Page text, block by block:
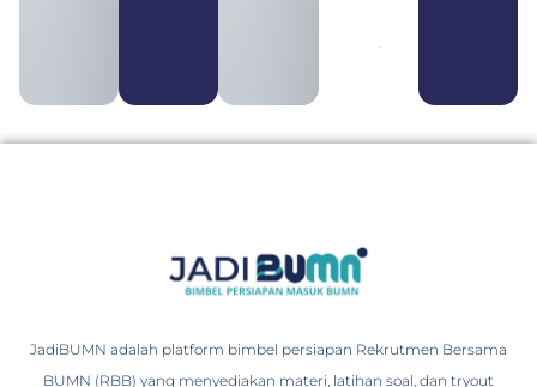
August 3, 2026
JadiBUMN adalah platform bimbel persiapan Rekrutmen Bersama
BUMN (RBB) yang menyediakan materi, latihan soal, dan tryout